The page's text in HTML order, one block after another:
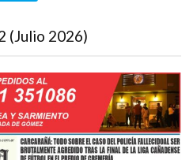
(Julio 2026)